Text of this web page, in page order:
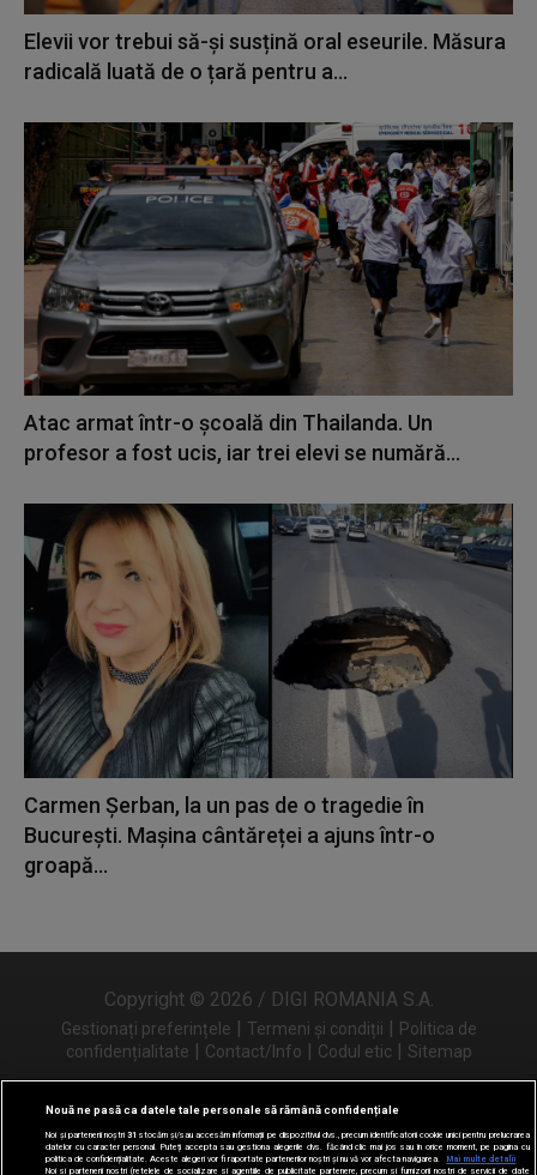
Elevii vor trebui să-și susțină oral eseurile. Măsura
radicală luată de o țară pentru a...
Atac armat într-o școală din Thailanda. Un
profesor a fost ucis, iar trei elevi se numără...
Carmen Șerban, la un pas de o tragedie în
București. Mașina cântăreței a ajuns într-o
groapă...
Copyright © 2026 / DIGI ROMANIA S.A.
Gestionați preferințele | Termeni și condiții | Politica de
confidențialitate | Contact/Info | Codul etic | Sitemap
Urmărește-ne și pe
Nouă ne pasă ca datele tale personale să rămână confidențiale
Noi și partenerii noștri31 stocăm și/sau accesăm informații pe dispozitivul dvs., precum identificatorii cookie unici pentru prelucrarea
datelor cu caracter personal. Puteți accepta sau gestiona alegerile dvs. făcând clic mai jos sau în orice moment, pe pagina cu
politica de confidențialitate. Aceste alegeri vor fi raportate partenerilor noștri și nu vă vor afecta navigarea.
Mai multe detalii
Noi si partenerii nostri (retelele de socializare si agentiile de publicitate partenere, precum si furnizorii nostri de servicii de date